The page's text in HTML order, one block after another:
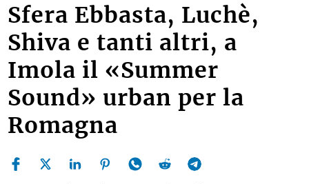
Sfera Ebbasta, Luchè,
Shiva e tanti altri, a
Imola il «Summer
Sound» urban per la
Romagna